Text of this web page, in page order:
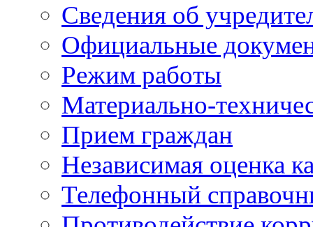
Сведения об
Официальные
Режим работы
Материально-
Прием граждан
Независимая оценка
Телефонный